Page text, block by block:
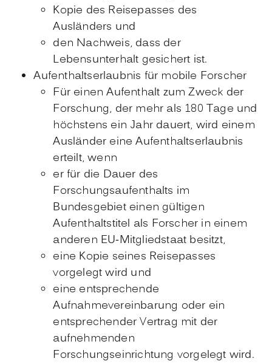
Kopie des Reisepasses des
Ausländers und
den Nachweis, dass der
Lebensunterhalt gesichert ist.
Aufenthaltserlaubnis für mobile Forscher
Für einen Aufenthalt zum Zweck der
Forschung, der mehr als 180 Tage und
höchstens ein Jahr dauert, wird einem
Ausländer eine Aufenthaltserlaubnis
erteilt, wenn
er für die Dauer des
Forschungsaufenthalts im
Bundesgebiet einen gültigen
Aufenthaltstitel als Forscher in einem
anderen EU-Mitgliedstaat besitzt,
eine Kopie seines Reisepasses
vorgelegt wird und
eine entsprechende
Aufnahmevereinbarung oder ein
entsprechender Vertrag mit der
aufnehmenden
Forschungseinrichtung vorgelegt wird.